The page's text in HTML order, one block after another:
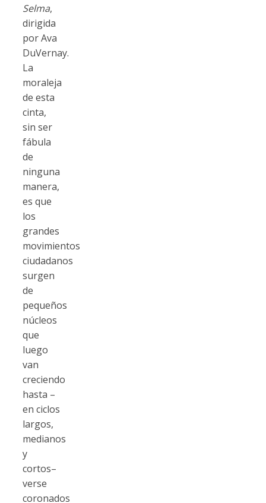
Selma,
dirigida
por Ava
DuVernay.
La
moraleja
de esta
cinta,
sin ser
fábula
de
ninguna
manera,
es que
los
grandes
movimientos
ciudadanos
surgen
de
pequeños
núcleos
que
luego
van
creciendo
hasta –
en ciclos
largos,
medianos
y
cortos–
verse
coronados